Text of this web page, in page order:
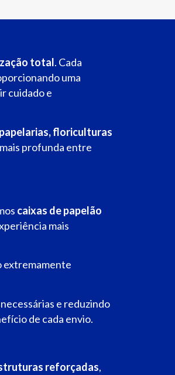
total. Cada
uma
cuidado e
floriculturas
profunda entre
caixas de papelão
mais
extremamente
e reduzindo
de cada envio.
reforçadas,